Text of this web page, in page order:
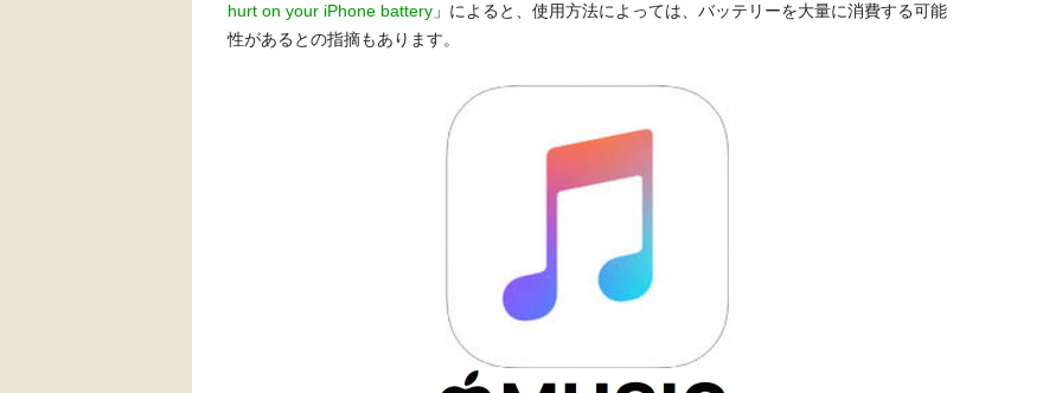
hurt on your iPhone battery 」によると、使用方法によっては、バッテリーを大量に消費する可能
性があるとの指摘もあります。